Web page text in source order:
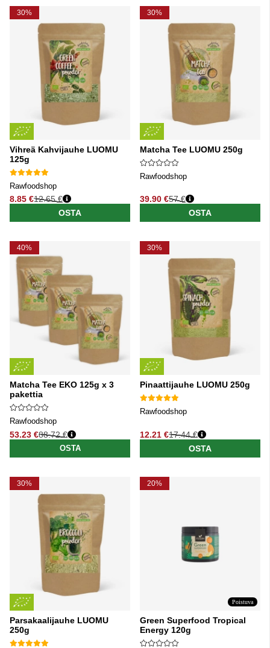
30%
Vihreä Kahvijauhe LUOMU
125g
Rawfoodshop
8.85 €
Normaali hinta
12.65 €
OSTA
30%
Matcha Tee LUOMU 250g
Rawfoodshop
39.90 €
Normaali hinta
57 €
OSTA
40%
Matcha Tee EKO 125g x 3
pakettia
Rawfoodshop
53.23 €
Normaali hinta
88.72 €
OSTA
30%
Pinaattijauhe LUOMU 250g
Rawfoodshop
12.21 €
Normaali hinta
17.44 €
OSTA
30%
Parsakaalijauhe LUOMU
250g
20%
Poistuva
Green Superfood Tropical
Energy 120g